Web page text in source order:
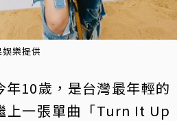
樂提供
10歲，是台灣最年輕的
上一張單曲「Turn It Up